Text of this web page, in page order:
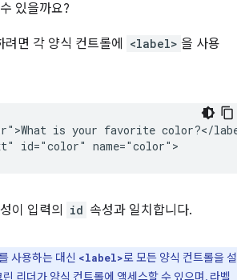
있을까요?
면 각 양식 컨트롤에 <label> 을 사용
is your favorite color?</
이 입력의 id 속성과 일치합니다.
사용하는 대신 <label>로 모든 양식 컨트롤을 설
리더가 양식 컨트롤에 액세스할 수 있으며, 라벨